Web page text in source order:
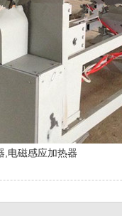
,电磁感应加热器